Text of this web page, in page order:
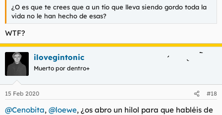
¿O es que te crees que a un tío que lleva siendo gordo toda la
vida no le han hecho de esas?
WTF?
ilovegintonic
Muerto por dentro+
15 Feb 2020 #18
@Cenobita, @loewe, ¿os abro un hilol para que habléis de